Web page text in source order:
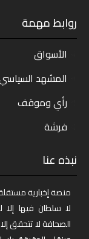
روابط مهمة
الأسواق
المشهد
رأي وموقف
فرشة
نبذه عنا
منصة إخبارية
لا سلطان فيها
الصحافة لا تتحقق